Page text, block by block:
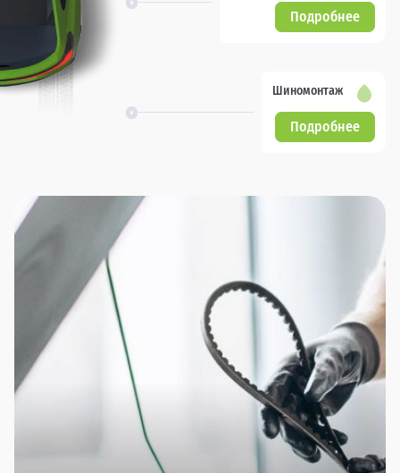
Подробнее
Шиномонтаж
Подробнее